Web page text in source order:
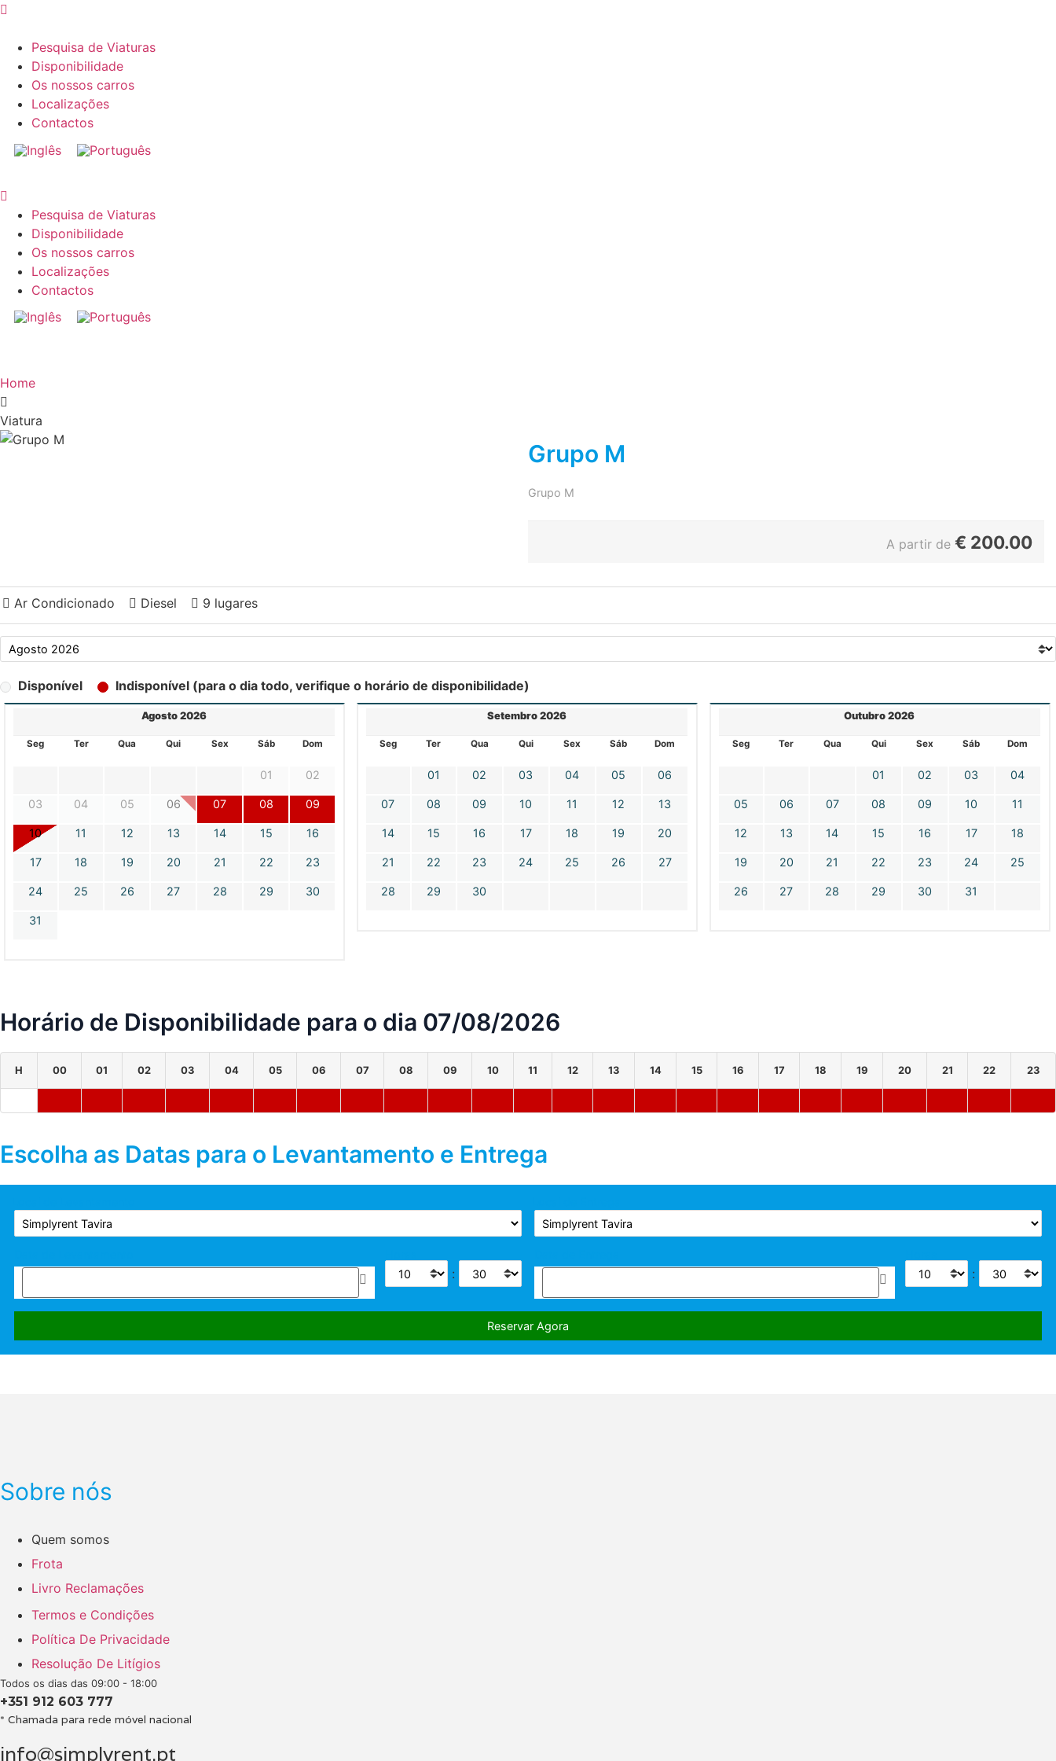
Pesquisa de Viaturas
Disponibilidade
Os nossos carros
Localizações
Contactos
Pesquisa de Viaturas
Disponibilidade
Os nossos carros
Localizações
Contactos
Home
Viatura
Grupo M
Grupo M
A partir de € 200.00
Ar Condicionado Diesel 9 lugares
Disponível Indisponível (para o dia todo, verifique o horário de disponibilidade)
Agosto 2026
Seg Ter Qua Qui Sex Sáb Dom
01 02
03 04 05 06 07 08 09
10 11 12 13 14 15 16
17 18 19 20 21 22 23
24 25 26 27 28 29 30
31
Setembro 2026
Seg Ter Qua Qui Sex Sáb Dom
01 02 03 04 05 06
07 08 09 10 11 12 13
14 15 16 17 18 19 20
21 22 23 24 25 26 27
28 29 30
Outubro 2026
Seg Ter Qua Qui Sex Sáb Dom
01 02 03 04
05 06 07 08 09 10 11
12 13 14 15 16 17 18
19 20 21 22 23 24 25
26 27 28 29 30 31
Horário de Disponibilidade para o dia 07/08/2026
H 00 01 02 03 04 05 06 07 08 09 10 11 12 13 14 15 16 17 18 19 20 21 22 23
Escolha as Datas para o Levantamento e Entrega
: :
Sobre nós
Quem somos
Frota
Livro Reclamações
Termos e Condições
Política De Privacidade
Resolução De Litígios
Todos os dias das 09:00 - 18:00
+351 912 603 777
* Chamada para rede móvel nacional
info@simplyrent.pt